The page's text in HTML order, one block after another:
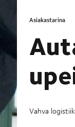
Asiakastarina
Vahva